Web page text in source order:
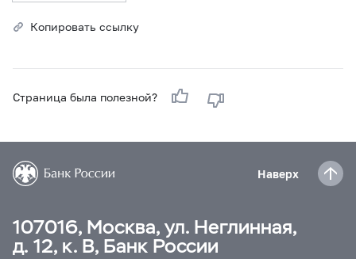
Копировать ссылку
Страница была полезной?
Наверх
107016, Москва, ул. Неглинная,
д. 12, к. В, Банк России